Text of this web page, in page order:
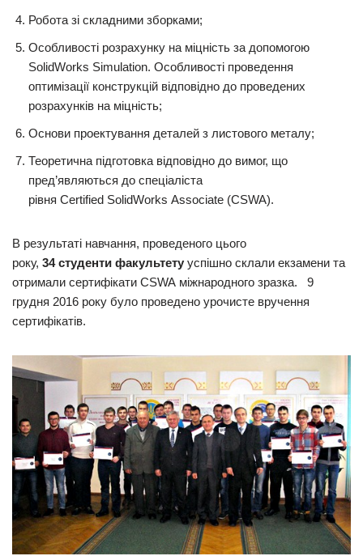
Робота зі складними зборками;
Особливості розрахунку на міцність за допомогою
SolidWorks Simulation. Особливості проведення
оптимізації конструкцій відповідно до проведених
розрахунків на міцність;
Основи проектування деталей з листового металу;
Теоретична підготовка відповідно до вимог, що
пред’являються до спеціаліста
рівня Certified SolidWorks Associate (CSWA).
В результаті навчання, проведеного цього
року, 34 студенти факультету успішно склали екзамени та
отримали сертифікати CSWA міжнародного зразка. 9
грудня 2016 року було проведено урочисте вручення
сертифікатів.